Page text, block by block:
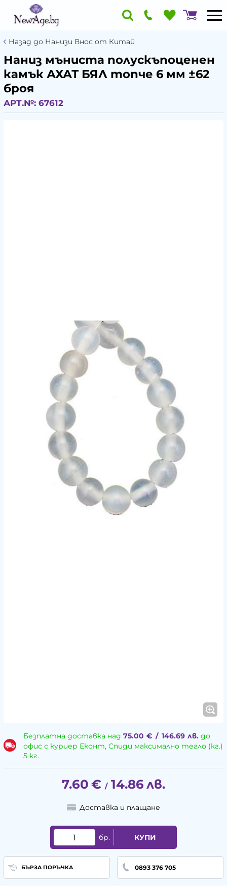
Назад до Нанизи Внос от Китай
Наниз мъниста полускъпоценен
камък АХАТ БЯЛ топче 6 мм ±62
броя
АРТ.№: 67612
Безплатна доставка над 75.00 € / 146.69 лв.до
офис с куриер Еконт, Спиди максимално тегло (кг.)
5 кг.
7.60 € / 14.86 лв.
Доставка и плащане
бр. КУПИ
БЪРЗА ПОРЪЧКА 0893 376 705